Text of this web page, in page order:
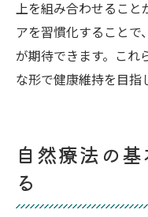
自然療法
整体は一度で効
整体施術は
一回の整体
整体施術の
上を組み合わせること
アを習慣化すること
が期待できます。これ
な形で健康維持を目指
自然療法の
る